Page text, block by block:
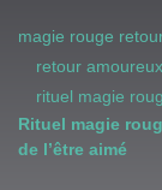
magie rouge
retour
rituel magie
Rituel magie
de l’être aimé